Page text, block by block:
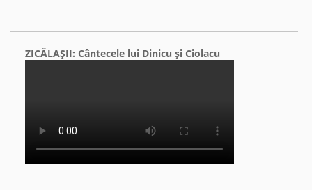
ZICĂLAŞII: Cântecele lui Dinicu şi Ciolacu